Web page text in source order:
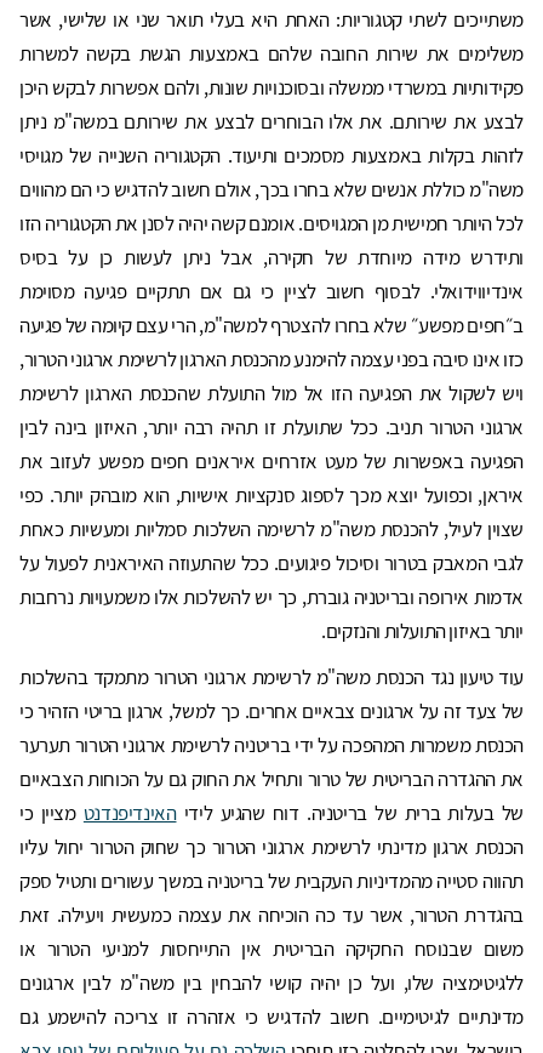
משתייכים לשתי קטגוריות: האחת היא בעלי תואר שני או שלישי, אשר
משלימים את שירות החובה שלהם באמצעות הגשת בקשה למשרות
פקידותיות במשרדי ממשלה ובסוכנויות שונות, ולהם אפשרות לבקש היכן
לבצע את שירותם. את אלו הבוחרים לבצע את שירותם במשה"מ ניתן
לזהות בקלות באמצעות מסמכים ותיעוד. הקטגוריה השנייה של מגויסי
משה"מ כוללת אנשים שלא בחרו בכך, אולם חשוב להדגיש כי הם מהווים
לכל היותר חמישית מן המגויסים. אומנם קשה יהיה לסנן את הקטגוריה הזו
ותידרש מידה מיוחדת של חקירה, אבל ניתן לעשות כן על בסיס
אינדיווידואלי. לבסוף חשוב לציין כי גם אם תתקיים פגיעה מסוימת
ב״חפים מפשע״ שלא בחרו להצטרף למשה"מ, הרי עצם קיומה של פגיעה
כזו אינו סיבה בפני עצמה להימנע מהכנסת הארגון לרשימת ארגוני הטרור,
ויש לשקול את הפגיעה הזו אל מול התועלת שהכנסת הארגון לרשימת
ארגוני הטרור תניב. ככל שתועלת זו תהיה רבה יותר, האיזון בינה לבין
הפגיעה באפשרות של מעט אזרחים איראנים חפים מפשע לעזוב את
איראן, וכפועל יוצא מכך לספוג סנקציות אישיות, הוא מובהק יותר. כפי
שצוין לעיל, להכנסת משה"מ לרשימה השלכות סמליות ומעשיות כאחת
לגבי המאבק בטרור וסיכול פיגועים. ככל שהתעוזה האיראנית לפעול על
אדמות אירופה ובריטניה גוברת, כך יש להשלכות אלו משמעויות נרחבות
יותר באיזון התועלות והנזקים.
עוד טיעון נגד הכנסת משה"מ לרשימת ארגוני הטרור מתמקד בהשלכות
של צעד זה על ארגונים צבאיים אחרים. כך למשל, ארגון בריטי הזהיר כי
הכנסת משמרות המהפכה על ידי בריטניה לרשימת ארגוני הטרור תערער
את ההגדרה הבריטית של טרור ותחיל את החוק גם על הכוחות הצבאיים
של בעלות ברית של בריטניה. דוח שהגיע לידיהאינדיפנדנט מציין כי
הכנסת ארגון מדינתי לרשימת ארגוני הטרור כך שחוק הטרור יחול עליו
תהווה סטייה מהמדיניות העקבית של בריטניה במשך עשורים ותטיל ספק
בהגדרת הטרור, אשר עד כה הוכיחה את עצמה כמעשית ויעילה. זאת
משום שבנוסח החקיקה הבריטית אין התייחסות למניעי הטרור או
ללגיטימציה שלו, ועל כן יהיה קושי להבחין בין משה"מ לבין ארגונים
מדינתיים לגיטימיים. חשוב להדגיש כי אזהרה זו צריכה להישמע גם